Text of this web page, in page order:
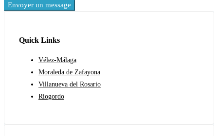
Envoyer un message
Quick Links
Vélez-Málaga
Moraleda de Zafayona
Villanueva del Rosario
Riogordo